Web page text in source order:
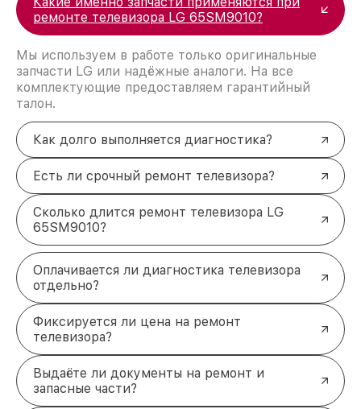
ремонте телевизора LG 65SM9010?
Мы используем в работе только оригинальные
запчасти LG или надёжные аналоги. На все
комплектующие предоставляем гарантийный
талон.
Как долго выполняется диагностика?
Есть ли срочный ремонт телевизора?
Сколько длится ремонт телевизора LG
65SM9010?
Оплачивается ли диагностика телевизора
отдельно?
Фиксируется ли цена на ремонт
телевизора?
Выдаёте ли документы на ремонт и
запасные части?